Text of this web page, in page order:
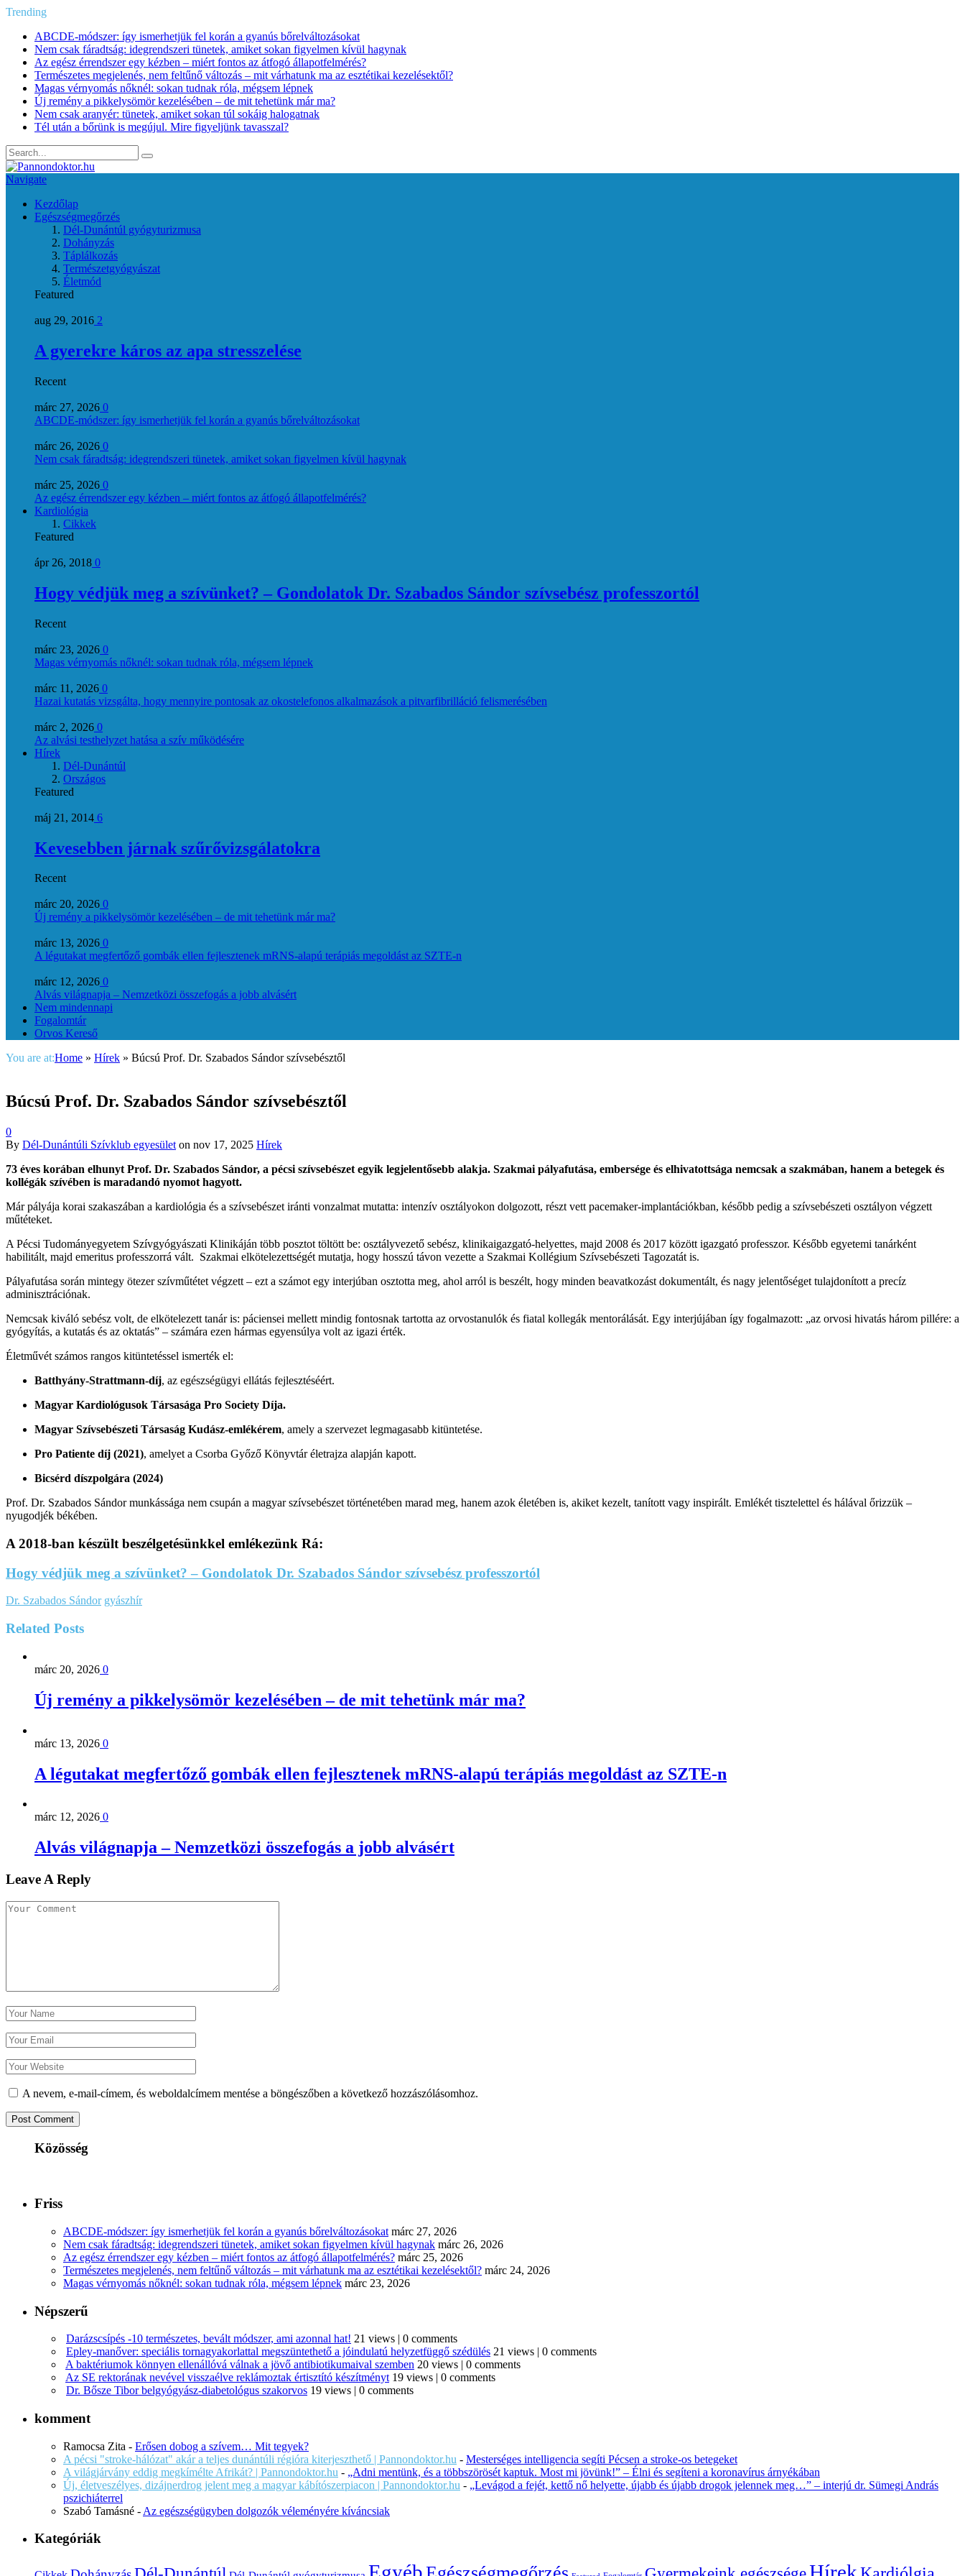
Trending
ABCDE‑módszer: így ismerhetjük fel korán a gyanús bőrelváltozásokat
Nem csak fáradtság: idegrendszeri tünetek, amiket sokan figyelmen kívül hagynak
Az egész érrendszer egy kézben – miért fontos az átfogó állapotfelmérés?
Természetes megjelenés, nem feltűnő változás – mit várhatunk ma az esztétikai kezelésektől?
Magas vérnyomás nőknél: sokan tudnak róla, mégsem lépnek
Új remény a pikkelysömör kezelésében – de mit tehetünk már ma?
Nem csak aranyér: tünetek, amiket sokan túl sokáig halogatnak
Tél után a bőrünk is megújul. Mire figyeljünk tavasszal?
Navigate
Kezdőlap
Egészségmegőrzés
Dél-Dunántúl gyógyturizmusa
Dohányzás
Táplálkozás
Természetgyógyászat
Életmód
Featured
aug 29, 2016 2
A gyerekre káros az apa stresszelése
Recent
márc 27, 2026 0
ABCDE‑módszer: így ismerhetjük fel korán a gyanús bőrelváltozásokat
márc 26, 2026 0
Nem csak fáradtság: idegrendszeri tünetek, amiket sokan figyelmen kívül hagynak
márc 25, 2026 0
Az egész érrendszer egy kézben – miért fontos az átfogó állapotfelmérés?
Kardiológia
Cikkek
Featured
ápr 26, 2018 0
Hogy védjük meg a szívünket? – Gondolatok Dr. Szabados Sándor szívsebész professzortól
Recent
márc 23, 2026 0
Magas vérnyomás nőknél: sokan tudnak róla, mégsem lépnek
márc 11, 2026 0
Hazai kutatás vizsgálta, hogy mennyire pontosak az okostelefonos alkalmazások a pitvarfibrilláció felismerésében
márc 2, 2026 0
Az alvási testhelyzet hatása a szív működésére
Hírek
Dél-Dunántúl
Országos
Featured
máj 21, 2014 6
Kevesebben járnak szűrővizsgálatokra
Recent
márc 20, 2026 0
Új remény a pikkelysömör kezelésében – de mit tehetünk már ma?
márc 13, 2026 0
A légutakat megfertőző gombák ellen fejlesztenek mRNS-alapú terápiás megoldást az SZTE-n
márc 12, 2026 0
Alvás világnapja – Nemzetközi összefogás a jobb alvásért
Nem mindennapi
Fogalomtár
Orvos Kereső
You are at:Home » Hírek » Búcsú Prof. Dr. Szabados Sándor szívsebésztől
Búcsú Prof. Dr. Szabados Sándor szívsebésztől
0
By Dél-Dunántúli Szívklub egyesület on nov 17, 2025 Hírek
73 éves korában elhunyt Prof. Dr. Szabados Sándor, a pécsi szívsebészet egyik legjelentősebb alakja. Szakmai pályafutása, embersége és elhivatottsága nemcsak a szakmában, hanem a betegek és
kollégák szívében is maradandó nyomot hagyott.
Már pályája korai szakaszában a kardiológia és a szívsebészet iránti vonzalmat mutatta: intenzív osztályokon dolgozott, részt vett pacemaker-implantációkban, később pedig a szívsebészeti osztályon végzett
műtéteket.
A Pécsi Tudományegyetem Szívgyógyászati Klinikáján több posztot töltött be: osztályvezető sebész, klinikaigazgató-helyettes, majd 2008 és 2017 között igazgató professzor. Később egyetemi tanárként
habilitált, majd emeritus professzorrá vált. Szakmai elkötelezettségét mutatja, hogy hosszú távon vezette a Szakmai Kollégium Szívsebészeti Tagozatát is.
Pályafutása során mintegy ötezer szívműtétet végzett – ezt a számot egy interjúban osztotta meg, ahol arról is beszélt, hogy minden beavatkozást dokumentált, és nagy jelentőséget tulajdonított a precíz
adminisztrációnak.
Nemcsak kiváló sebész volt, de elkötelezett tanár is: páciensei mellett mindig fontosnak tartotta az orvostanulók és fiatal kollegák mentorálását. Egy interjújában így fogalmazott: „az orvosi hivatás három pillére: a
gyógyítás, a kutatás és az oktatás” – számára ezen hármas egyensúlya volt az igazi érték.
Életművét számos rangos kitüntetéssel ismerték el:
Batthyány-Strattmann-díj, az egészségügyi ellátás fejlesztéséért.
Magyar Kardiológusok Társasága Pro Society Díja.
Magyar Szívsebészeti Társaság Kudász-emlékérem, amely a szervezet legmagasabb kitüntetése.
Pro Patiente díj (2021), amelyet a Csorba Győző Könyvtár életrajza alapján kapott.
Bicsérd díszpolgára (2024)
Prof. Dr. Szabados Sándor munkássága nem csupán a magyar szívsebészet történetében marad meg, hanem azok életében is, akiket kezelt, tanított vagy inspirált. Emlékét tisztelettel és hálával őrizzük –
nyugodjék békében.
A 2018-ban készült beszélgetésünkkel emlékezünk Rá:
Hogy védjük meg a szívünket? – Gondolatok Dr. Szabados Sándor szívsebész professzortól
Dr. Szabados Sándor gyászhír
Related Posts
márc 20, 2026 0
Új remény a pikkelysömör kezelésében – de mit tehetünk már ma?
márc 13, 2026 0
A légutakat megfertőző gombák ellen fejlesztenek mRNS-alapú terápiás megoldást az SZTE-n
márc 12, 2026 0
Alvás világnapja – Nemzetközi összefogás a jobb alvásért
Leave A Reply
A nevem, e-mail-címem, és weboldalcímem mentése a böngészőben a következő hozzászólásomhoz.
Közösség
Friss
ABCDE‑módszer: így ismerhetjük fel korán a gyanús bőrelváltozásokat márc 27, 2026
Nem csak fáradtság: idegrendszeri tünetek, amiket sokan figyelmen kívül hagynak márc 26, 2026
Az egész érrendszer egy kézben – miért fontos az átfogó állapotfelmérés? márc 25, 2026
Természetes megjelenés, nem feltűnő változás – mit várhatunk ma az esztétikai kezelésektől? márc 24, 2026
Magas vérnyomás nőknél: sokan tudnak róla, mégsem lépnek márc 23, 2026
Népszerű
Darázscsípés -10 természetes, bevált módszer, ami azonnal hat! 21 views | 0 comments
Epley-manőver: speciális tornagyakorlattal megszüntethető a jóindulatú helyzetfüggő szédülés 21 views | 0 comments
A baktériumok könnyen ellenállóvá válnak a jövő antibiotikumaival szemben 20 views | 0 comments
Az SE rektorának nevével visszaélve reklámoztak értisztító készítményt 19 views | 0 comments
Dr. Bősze Tibor belgyógyász-diabetológus szakorvos 19 views | 0 comments
komment
Ramocsa Zita - Erősen dobog a szívem… Mit tegyek?
A pécsi "stroke-hálózat" akár a teljes dunántúli régióra kiterjeszthető | Pannondoktor.hu - Mesterséges intelligencia segíti Pécsen a stroke-os betegeket
A világjárvány eddig megkímélte Afrikát? | Pannondoktor.hu - „Adni mentünk, és a többszörösét kaptuk. Most mi jövünk!” – Élni és segíteni a koronavírus árnyékában
Új, életveszélyes, dizájnerdrog jelent meg a magyar kábítószerpiacon | Pannondoktor.hu - „Levágod a fejét, kettő nő helyette, újabb és újabb drogok jelennek meg…” – interjú dr. Sümegi András
pszichiáterrel
Szabó Tamásné - Az egészségügyben dolgozók véleményére kíváncsiak
Kategóriák